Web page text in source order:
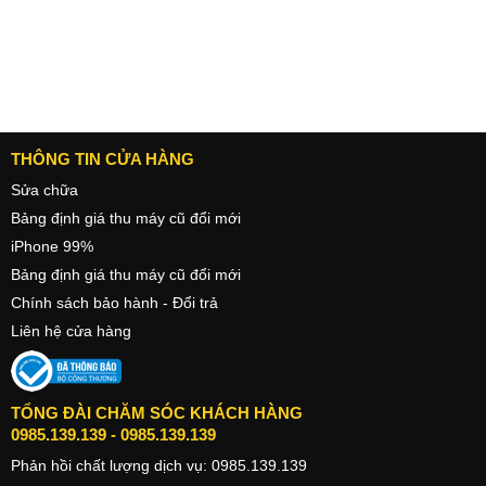
THÔNG TIN CỬA HÀNG
Sửa chữa
Bảng định giá thu máy cũ đổi mới
iPhone 99%
Bảng định giá thu máy cũ đổi mới
Chính sách bảo hành - Đổi trả
Liên hệ cửa hàng
TỔNG ĐÀI CHĂM SÓC KHÁCH HÀNG
0985.139.139 - 0985.139.139
Phản hồi chất lượng dịch vụ: 0985.139.139